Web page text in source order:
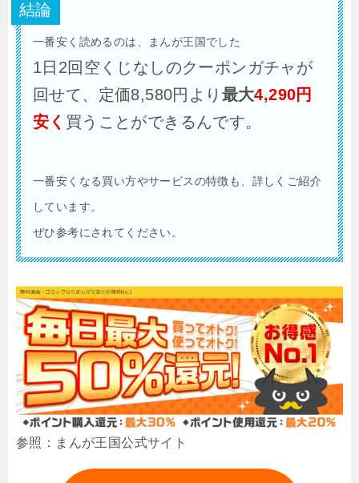
結論
一番安く読めるのは、まんが王国でした
1日2回空くじなしのクーポンガチャが
回せて、定価8,580円より 最大4,290円
安く 買うことができるんです。
一番安くなる買い方やサービスの特徴も、詳しくご紹介
しています。
ぜひ参考にされてください。
参照：まんが王国公式サイト